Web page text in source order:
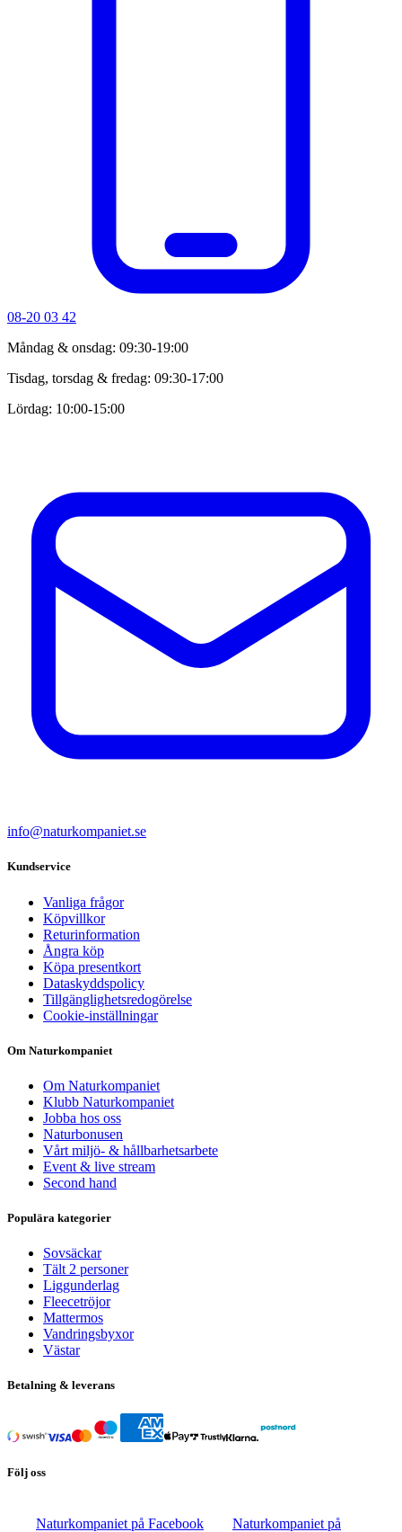
08-20 03 42
Måndag & onsdag: 09:30-19:00
Tisdag, torsdag & fredag: 09:30-17:00
Lördag: 10:00-15:00
info@naturkompaniet.se
Kundservice
Vanliga frågor
Köpvillkor
Returinformation
Ångra köp
Köpa presentkort
Dataskyddspolicy
Tillgänglighetsredogörelse
Cookie-inställningar
Om Naturkompaniet
Om Naturkompaniet
Klubb Naturkompaniet
Jobba hos oss
Naturbonusen
Vårt miljö- & hållbarhetsarbete
Event & live stream
Second hand
Populära kategorier
Sovsäckar
Tält 2 personer
Liggunderlag
Fleecetröjor
Mattermos
Vandringsbyxor
Västar
Betalning & leverans
Följ oss
Naturkompaniet på Facebook Naturkompaniet på